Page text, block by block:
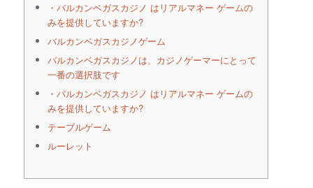
・バルカンベガスカジノ はリアルマネー ゲームの
みを提供していますか?
バルカンベガスカジノゲーム
バルカンベガスカジノは、カジノゲーマーにとって
一番の選択肢です
・バルカンベガスカジノ はリアルマネー ゲームの
みを提供していますか?
テーブルゲーム
ルーレット